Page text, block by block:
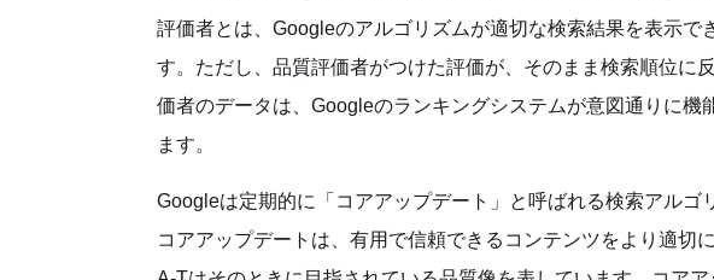
評価者とは、Googleのアルゴリズムが適切な検索結果を表示で
す。ただし、品質評価者がつけた評価が、そのまま検索順位に
価者のデータは、Googleのランキングシステムが意図通りに機
ます。
Googleは定期的に「コアアップデート」と呼ばれる検索アルゴ
コアアップデートは、有用で信頼できるコンテンツをより適切